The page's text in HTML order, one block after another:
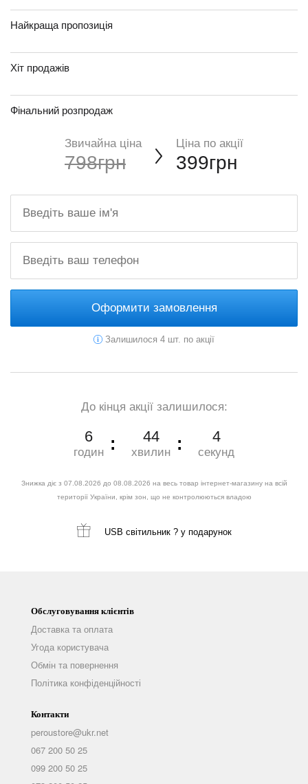
Найкраща пропозиція
Хіт продажів
Фінальний розпродаж
Звичайна ціна
798грн
Ціна по акції
399грн
Оформити замовлення
Залишилося 4 шт. по акції
До кінця акції залишилося:
6
годин
44
хвилин
2
секунд
Знижка діє з 07.08.2026 до 08.08.2026 на весь товар інтернет-магазину на всій
території України, крім зон, що не контролюються владою
USB світильник ?у подарунок
Обслуговування клієнтів
Доставка та оплата
Угода користувача
Обмін та повернення
Політика конфіденційності
Контакти
peroustore@ukr.net
067 200 50 25
099 200 50 25